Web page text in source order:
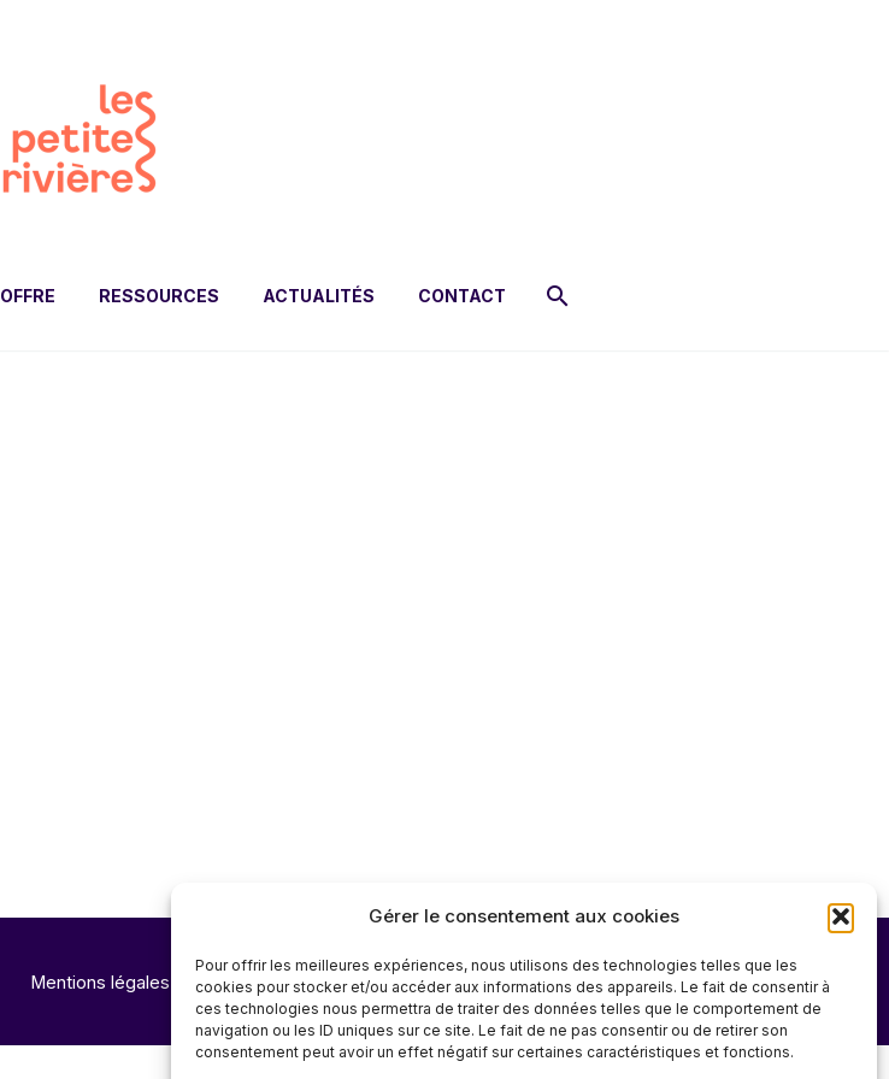
Gérer le consentement aux cookies
Pour offrir les meilleures expériences, nous utilisons des technologies telles que les
cookies pour stocker et/ou accéder aux informations des appareils. Le fait de consentir à
ces technologies nous permettra de traiter des données telles que le comportement de
navigation ou les ID uniques sur ce site. Le fait de ne pas consentir ou de retirer son
consentement peut avoir un effet négatif sur certaines caractéristiques et fonctions.
OFFRE RESSOURCES ACTUALITÉS CONTACT
Mentions légales Notre offre